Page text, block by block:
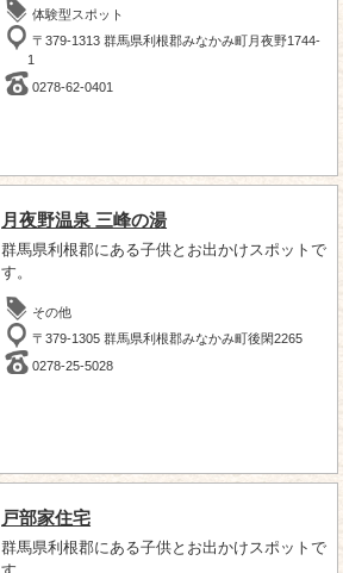
体験型スポット
〒379-1313 群馬県利根郡みなかみ町月夜野1744-
1
0278-62-0401
月夜野温泉 三峰の湯
群馬県利根郡にある子供とお出かけスポットで
す。
その他
〒379-1305 群馬県利根郡みなかみ町後閑2265
0278-25-5028
戸部家住宅
群馬県利根郡にある子供とお出かけスポットで